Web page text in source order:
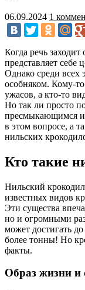
06.09.2024 1
Когда речь
представляет себе
Однако среди всех
особняком. Кому-
ужасов, а кто-то
Но так ли просто
пресмыкающимся
в этом вопросе, а
нильских
Кто такие
Нильский
известных видов
Эти существа
но и огромными
может достигать
более тонны! Но
факты.
Образ жизни и